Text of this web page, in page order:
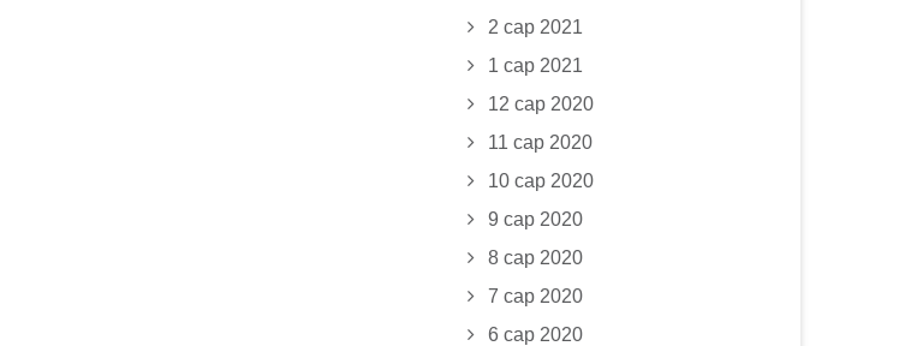
2 сар 2021
1 сар 2021
12 сар 2020
11 сар 2020
10 сар 2020
9 сар 2020
8 сар 2020
7 сар 2020
6 сар 2020